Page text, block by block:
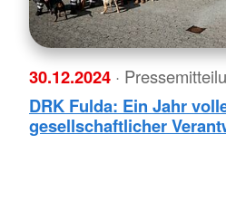
30.12.2024 ·
DRK Fulda: Ein Jahr
gesellschaftlicher